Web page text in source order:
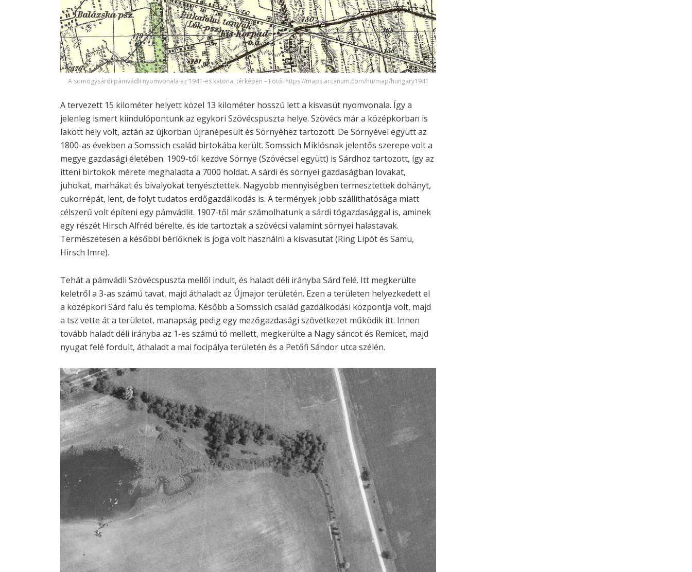
A somogysárdi pámvádli nyomvonala az 1941-es katonai térképen – Fotó: https://maps.arcanum.com/hu/map/hungary1941
A tervezett 15 kilométer helyett közel 13 kilométer hosszú lett a kisvasút nyomvonala. Így a
jelenleg ismert kiindulópontunk az egykori Szövécspuszta helye. Szövécs már a középkorban is
lakott hely volt, aztán az újkorban újranépesült és Sörnyéhez tartozott. De Sörnyével együtt az
1800-as években a Somssich család birtokába került. Somssich Miklósnak jelentős szerepe volt a
megye gazdasági életében. 1909-től kezdve Sörnye (Szövécsel együtt) is Sárdhoz tartozott, így az
itteni birtokok mérete meghaladta a 7000 holdat. A sárdi és sörnyei gazdaságban lovakat,
juhokat, marhákat és bivalyokat tenyésztettek. Nagyobb mennyiségben termesztettek dohányt,
cukorrépát, lent, de folyt tudatos erdőgazdálkodás is. A termények jobb szállíthatósága miatt
célszerű volt építeni egy pámvádlit. 1907-től már számolhatunk a sárdi tógazdasággal is, aminek
egy részét Hirsch Alfréd bérelte, és ide tartoztak a szövécsi valamint sörnyei halastavak.
Természetesen a későbbi bérlőknek is joga volt használni a kisvasutat (Ring Lipót és Samu,
Hirsch Imre).
Tehát a pámvádli Szövécspuszta mellől indult, és haladt déli irányba Sárd felé. Itt megkerülte
keletről a 3-as számú tavat, majd áthaladt az Újmajor területén. Ezen a területen helyezkedett el
a középkori Sárd falu és temploma. Később a Somssich család gazdálkodási központja volt, majd
a tsz vette át a területet, manapság pedig egy mezőgazdasági szövetkezet működik itt. Innen
tovább haladt déli irányba az 1-es számú tó mellett, megkerülte a Nagy sáncot és Remicet, majd
nyugat felé fordult, áthaladt a mai focipálya területén és a Petőfi Sándor utca szélén.